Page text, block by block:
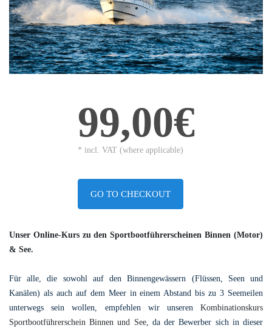
99,00€
* incl. VAT (where applicable)
GO TO CHECKOUT
Unser Online-Kurs zu den Sportbootführerscheinen Binnen (Motor)
& See.
Für alle, die sowohl auf den Binnengewässern (Flüssen, Seen und
Kanälen) als auch auf dem Meer in einem Abstand bis zu 3 Seemeilen
unterwegs sein wollen, empfehlen wir unseren Kombinationskurs
Sportbootführerschein Binnen und See, da der Bewerber sich in dieser